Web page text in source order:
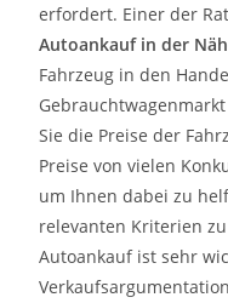
erfordert. Einer der
Autoankauf in der
Fahrzeug in den
Sie die Preise der
Preise von vielen
um Ihnen dabei zu
relevanten Kriterien
Autoankauf ist sehr